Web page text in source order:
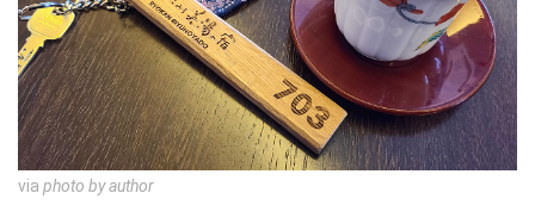
via photo by author